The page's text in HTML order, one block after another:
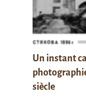
Un instant
siècle